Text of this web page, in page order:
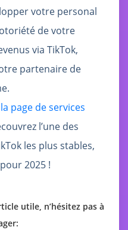
votre personal
de votre
via TikTok,
partenaire de
la page de services
l’une des
les plus stables,
2025 !
utile, n’hésitez pas à